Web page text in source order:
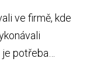
ve firmě, kde
potřeba…